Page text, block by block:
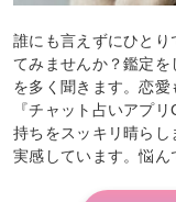
誰にも言えずにひと
てみませんか？鑑定
を多く聞きます。恋愛
『チャット占いアプ
持ちをスッキリ晴らし
実感しています。悩ん